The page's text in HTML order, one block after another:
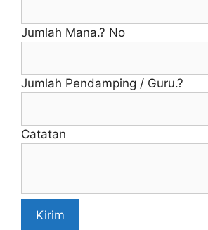
Jumlah Mana.? No
Jumlah Pendamping / Guru.?
Catatan
Kirim